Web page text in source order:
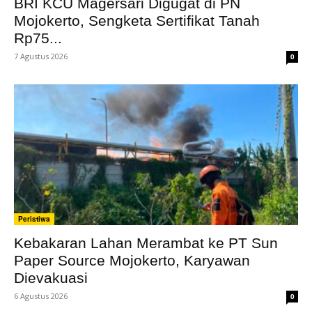
BRI KCU Magersari Digugat di PN
Mojokerto, Sengketa Sertifikat Tanah
Rp75...
7 Agustus 2026 0
Peristiwa
Kebakaran Lahan Merambat ke PT Sun
Paper Source Mojokerto, Karyawan
Dievakuasi
6 Agustus 2026 0